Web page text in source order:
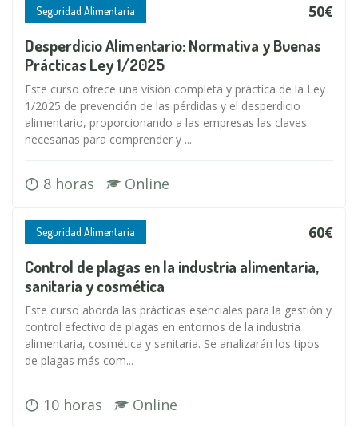
Seguridad Alimentaria 50€
Desperdicio Alimentario: Normativa y Buenas
Prácticas Ley 1/2025
Este curso ofrece una visión completa y práctica de la Ley
1/2025 de prevención de las pérdidas y el desperdicio
alimentario, proporcionando a las empresas las claves
necesarias para comprender y ...
8 horas Online
Seguridad Alimentaria 60€
Control de plagas en la industria alimentaria,
sanitaria y cosmética
Este curso aborda las prácticas esenciales para la gestión y
control efectivo de plagas en entornos de la industria
alimentaria, cosmética y sanitaria. Se analizarán los tipos
de plagas más com...
10 horas Online